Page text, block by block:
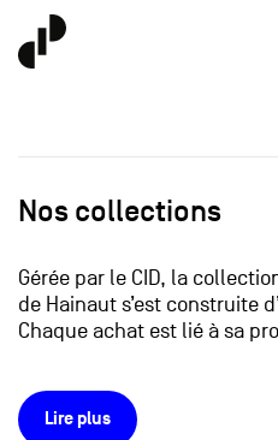
Nos collections
Gérée par le CID, la
de Hainaut s’est construite
Chaque achat est lié à sa
Lire plus